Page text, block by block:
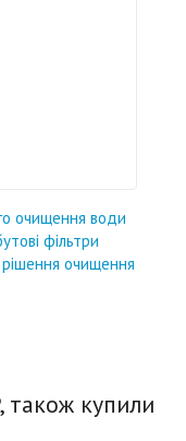
очищення води
фільтри
рішення очищення
також купили